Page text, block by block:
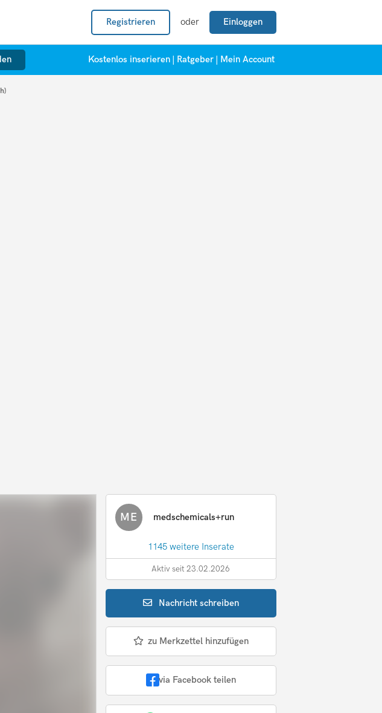
Registrieren oder Einloggen
Kostenlos inserieren Ratgeber Mein Account
ME medschemicals+run
1145 weitere Inserate
Aktiv seit 23.02.2026
Nachrichtschreiben
zu Merkzettel hinzufügen
via Facebook teilen